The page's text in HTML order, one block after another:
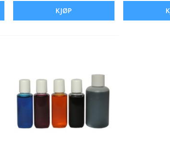
KJØP